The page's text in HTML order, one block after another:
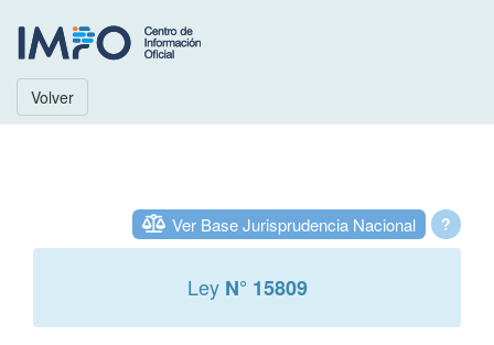
Volver
?
Ver Base Jurisprudencia Nacional
Ley N° 15809